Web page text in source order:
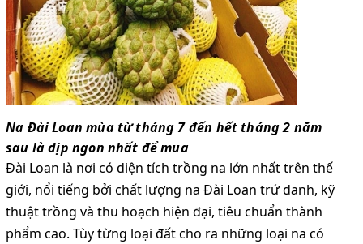
Na Đài Loan mùa từ tháng 7 đến hết tháng 2 năm
sau là dịp ngon nhất để mua
Đài Loan là nơi có diện tích trồng na lớn nhất trên thế
giới, nổi tiếng bởi chất lượng na Đài Loan trứ danh, kỹ
thuật trồng và thu hoạch hiện đại, tiêu chuẩn thành
phẩm cao. Tùy từng loại đất cho ra những loại na có